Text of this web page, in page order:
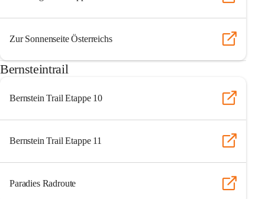
Zur Sonnenseite Österreichs
Bernsteintrail
Bernstein Trail Etappe 10
Bernstein Trail Etappe 11
Paradies Radroute